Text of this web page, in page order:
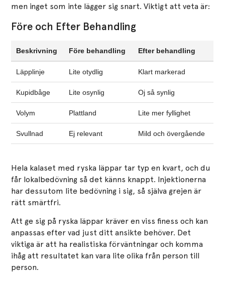
men inget som inte lägger sig snart. Viktigt att veta är:
Före och Efter Behandling
Beskrivning Före behandling Efter behandling
Läpplinje Lite otydlig Klart markerad
Kupidbåge Lite osynlig Oj så synlig
Volym Plattland Lite mer fyllighet
Svullnad Ej relevant Mild och övergående
Hela kalaset med ryska läppar tar typ en kvart, och du
får lokalbedövning så det känns knappt. Injektionerna
har dessutom lite bedövning i sig, så själva grejen är
rätt smärtfri.
Att ge sig på ryska läppar kräver en viss finess och kan
anpassas efter vad just ditt ansikte behöver. Det
viktiga är att ha realistiska förväntningar och komma
ihåg att resultatet kan vara lite olika från person till
person.